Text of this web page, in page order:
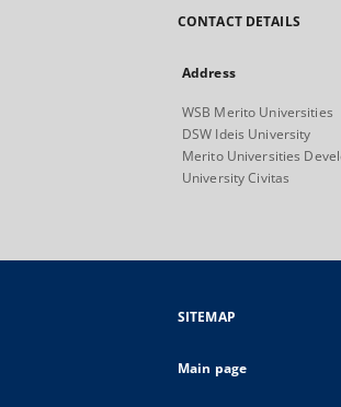
CONTACT DETAILS
Address
WSB Merito Universities
DSW Ideis University
Merito Universities
University Civitas
SITEMAP
Main page